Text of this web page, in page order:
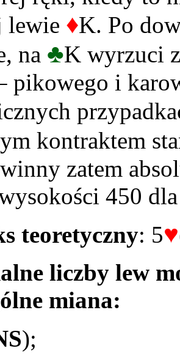
lewie ♦K. Po
na ♣K wyrzuci
pikowego i
kontraktem
zatem
450
teoretyczny: 5♥
liczby lew
miana:
);